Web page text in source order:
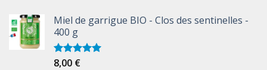
Miel de garrigue BIO - Clos des sentinelles -
400 g
Note5.00
8,00 €